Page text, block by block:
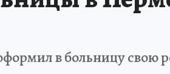
в больницу свою